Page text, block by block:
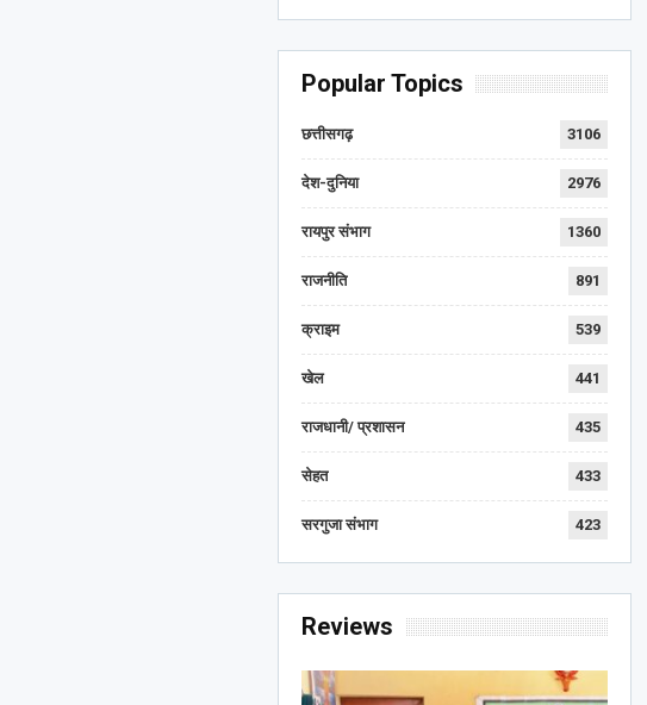
Popular Topics
छत्तीसगढ़ 3106
देश-दुनिया 2976
रायपुर संभाग 1360
राजनीति 891
क्राइम 539
खेल 441
राजधानी/ प्रशासन 435
सेहत 433
सरगुजा संभाग 423
Reviews